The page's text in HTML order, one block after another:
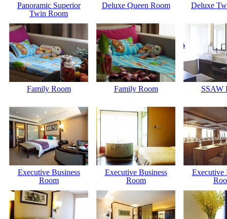
Panoramic Superior
Twin Room
Deluxe Queen Room Deluxe
Family Room Family Room SSAW
Executive Business
Room
Executive Business
Room
Executive